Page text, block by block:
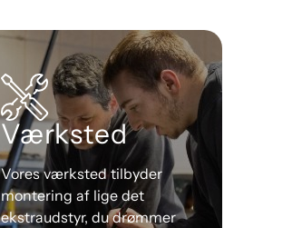
Værksted
Vores værksted tilbyder
montering af lige det
ekstraudstyr, du drømmer